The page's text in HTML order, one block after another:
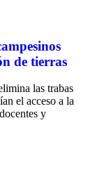
de tierras
las trabas
el acceso a la
y